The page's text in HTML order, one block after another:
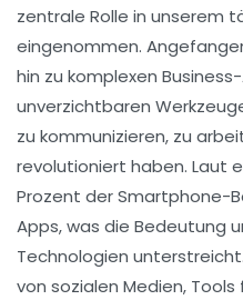
zentrale Rolle in unserem
eingenommen.
hin zu komplexen
unverzichtbaren
zu kommunizieren, zu
revolutioniert haben. Laut
Prozent der Smartphone-
Apps, was die Bedeutung
Technologien
von sozialen Medien, Tools